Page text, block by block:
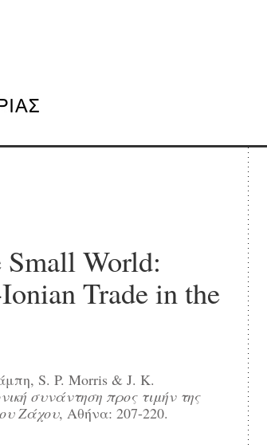
World:
Trade in the
S. P. Morris & J. K.
συνάντηση προς τιμήν της
Ζάχου, Αθήνα: 207-220.